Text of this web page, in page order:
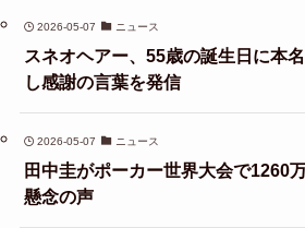
2026-05-07 ニュース
スネオヘアー、55歳の誕生日に本
し感謝の言葉を発信
2026-05-07 ニュース
田中圭がポーカー世界大会で1260
懸念の声